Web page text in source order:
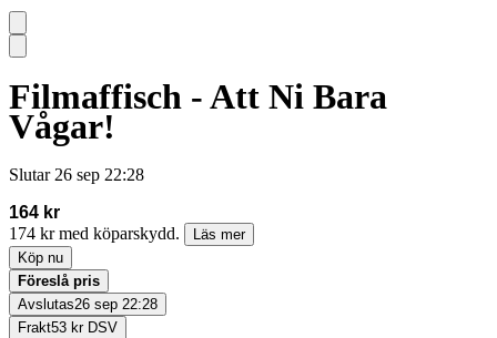
Filmaffisch - Att Ni Bara
Vågar!
Slutar 26 sep 22:28
164 kr
174 kr med köparskydd.
Läs mer
Köp nu
Föreslå pris
Avslutas26 sep 22:28
Frakt53 kr DSV